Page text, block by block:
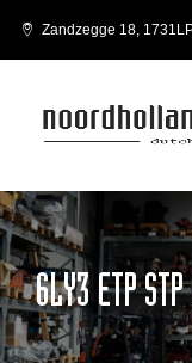
Zandzegge 18,
6LY3 ETP STP